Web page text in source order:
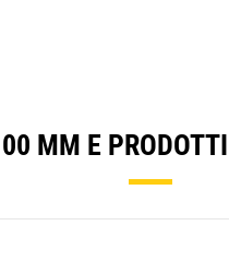
MM E